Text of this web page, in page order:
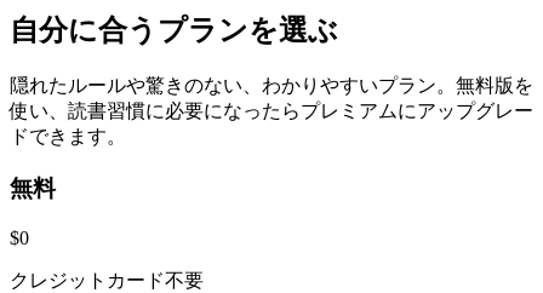
自分に合うプランを選ぶ
隠れたルールや驚きのない、わかりやすいプラン。無料版を
使い、読書習慣に必要になったらプレミアムにアップグレー
ドできます。
無料
$0
クレジットカード不要